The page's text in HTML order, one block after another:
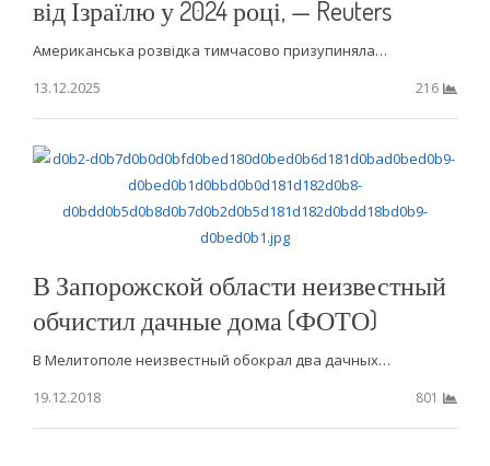
від Ізраїлю у 2024 році, — Reuters
Американська розвідка тимчасово призупиняла…
13.12.2025
216
В Запорожской области неизвестный
обчистил дачные дома (ФОТО)
В Мелитополе неизвестный обокрал два дачных…
19.12.2018
801